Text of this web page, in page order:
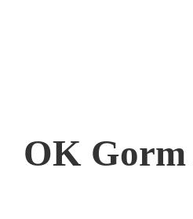
OK